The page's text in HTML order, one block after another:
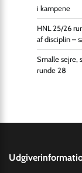
i kampene
HNL 25/26
af disciplin –
Smalle sejre,
runde 28